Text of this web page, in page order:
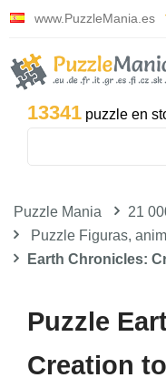
www.PuzzleMania.es
13341 puzzle en
Puzzle Mania 21
Puzzle Figuras,
Earth Chronicles:
Puzzle
Creation